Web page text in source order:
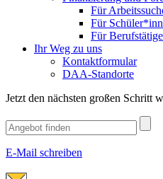
Für
Für
Für Berufstätige
Ihr Weg zu uns
Kontaktformular
DAA-Standorte
Jetzt den nächsten großen Schritt
E-Mail schreiben